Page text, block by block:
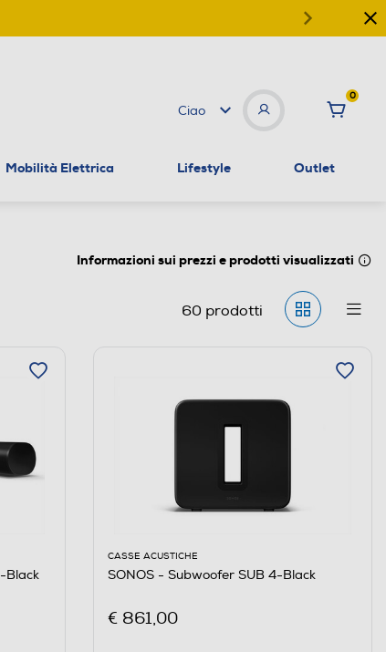
Ciao
0
Mobilità Elettrica Lifestyle Outlet
Informazioni sui prezzi e prodotti visualizzati
60 prodotti
Black
CASSE ACUSTICHE
SONOS - Subwoofer SUB 4-Black
€ 861,00